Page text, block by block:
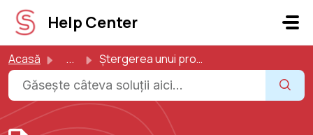
Sari la conținutul principal
Help Center
Acasă ... Ștergerea unui profil de utilizator